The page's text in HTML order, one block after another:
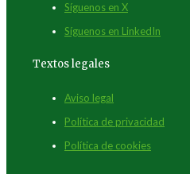
Síguenos en X
Síguenos en LinkedIn
Textos legales
Aviso legal
Política de privacidad
Política de cookies